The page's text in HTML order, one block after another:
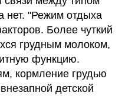
нет. "Режим отдыха
Более чуткий
грудным молоком,
функцию.
кормление грудью
детской